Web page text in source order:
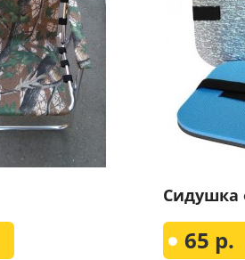
Сидушка
65 р.